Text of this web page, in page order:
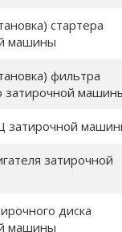
стартера
машины
фильтра
затирочной
затирочной
затирочной
диска
машины